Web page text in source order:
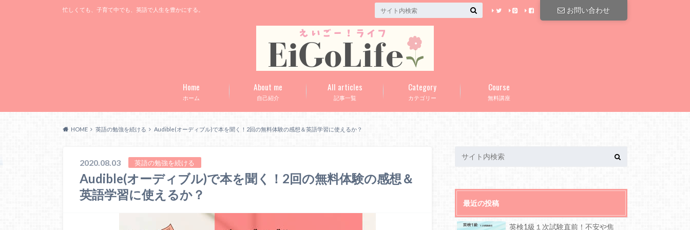
忙しくても、子育て中でも、英語で人生を豊かにする。 お問い合わせ
ホーム
Home
自己紹介
About me
記事一覧
All articles
カテゴリー
Category
無料講座
Course
HOME 英語の勉強を続ける Audible(オーディブル)で本を聞く！2回の無料体験の感想＆英語学習に使えるか？
2020.08.03 英語の勉強を続ける
Audible(オーディブル)で本を聞く！2回の無料体験の感想＆
英語学習に使えるか？
最近の投稿
英検1級１次試験直前！不安や焦